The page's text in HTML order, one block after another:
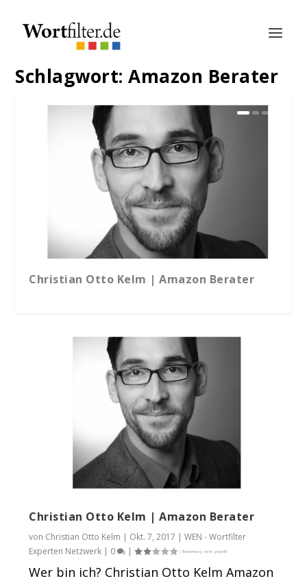
Schlagwort:Amazon Berater
Christian Otto Kelm | Amazon Berater
Geschäftsführer shopv...
Amazon Optimierer...
solltest du ...
Christian Otto Kelm | Amazon Berater
von Christian Otto Kelm | Okt. 7, 2017 |WEN - Wortfilter
Experten Netzwerk | 0 |
Wer bin ich? Christian Otto Kelm Amazon